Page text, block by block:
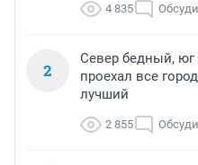
4 835
2
Север бедный, юг
проехал все
лучший
2 855